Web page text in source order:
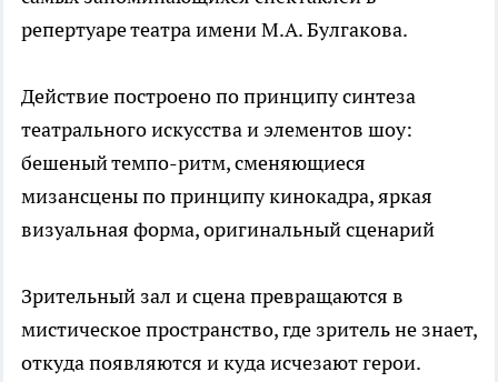
репертуаре театра имени М.А. Булгакова.
Действие построено по принципу синтеза
театрального искусства и элементов шоу:
бешеный темпо-ритм, сменяющиеся
мизансцены по принципу кинокадра, яркая
визуальная форма, оригинальный сценарий
Зрительный зал и сцена превращаются в
мистическое пространство, где зритель не знает,
откуда появляются и куда исчезают герои.